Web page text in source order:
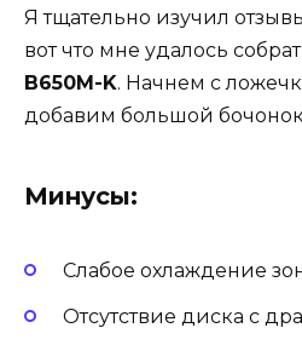
Я тщательно изучил
вот что мне удалось
B650M-K. Начнем с
добавим большой
Минусы:
Слабое охлаждение
Отсутствие диска с